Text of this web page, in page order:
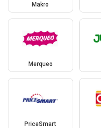
Makro
Merqueo
PriceSmart